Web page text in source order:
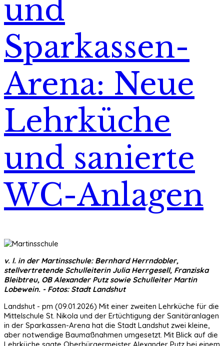
und
Sparkassen-
Arena: Neue
Lehrküche
und sanierte
WC-Anlagen
v. l. in der Martinsschule: Bernhard Herrndobler,
stellvertretende Schulleiterin Julia Herrgesell, Franziska
Bleibtreu, OB Alexander Putz sowie Schulleiter Martin
Lobewein. - Fotos: Stadt Landshut
Landshut - pm (09.01.2026) Mit einer zweiten Lehrküche für die
Mittelschule St. Nikola und der Ertüchtigung der Sanitäranlagen
in der Sparkassen-Arena hat die Stadt Landshut zwei kleine,
aber notwendige Baumaßnahmen umgesetzt. Mit Blick auf die